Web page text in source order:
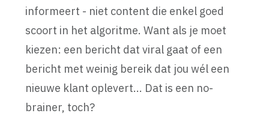
informeert - niet content die enkel goed
scoort in het algoritme. Want als je moet
kiezen: een bericht dat viral gaat of een
bericht met weinig bereik dat jou wél een
nieuwe klant oplevert... Dat is een no-
brainer, toch?